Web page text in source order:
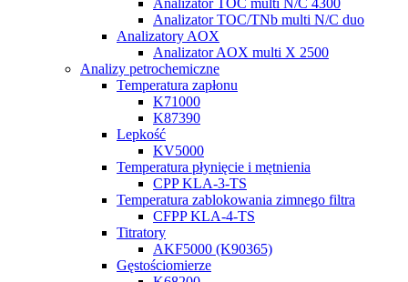
Analizator TOC multi N/C 4300
Analizator TOC/TNb multi N/C duo
Analizatory AOX
Analizator AOX multi X 2500
Analizy petrochemiczne
Temperatura zapłonu
K71000
K87390
Lepkość
KV5000
Temperatura płynięcie i mętnienia
CPP KLA-3-TS
Temperatura zablokowania zimnego filtra
CFPP KLA-4-TS
Titratory
AKF5000 (K90365)
Gęstościomierze